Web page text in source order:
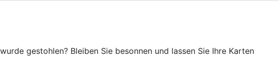
gestohlen? Bleiben Sie besonnen und lassen Sie Ihre Karten